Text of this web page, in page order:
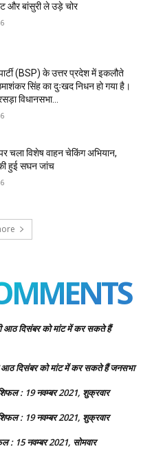
और बांसुरी ले उड़े चोर
(BSP) के उत्तर प्रदेश में इकलौते
सिंह का दुःखद निधन हो गया है।
विधानसभा...
चला विशेष वाहन चेकिंग अभियान,
हुई सघन जांच
आठ दिसंबर को मांट में कर सकते हैं
आठ दिसंबर को मांट में कर सकते हैं जनसभा
: 19 नवम्बर 2021, शुक्रवार
: 19 नवम्बर 2021, शुक्रवार
: 15 नवम्बर 2021, सोमवार